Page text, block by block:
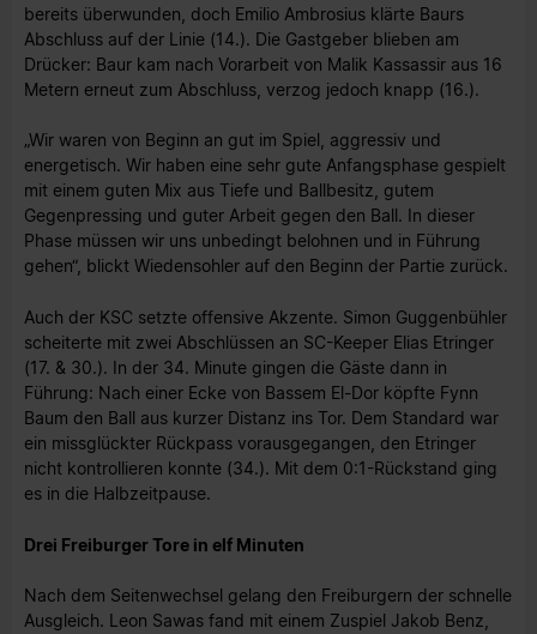
bereits überwunden, doch Emilio Ambrosius klärte Baurs
Abschluss auf der Linie (14.). Die Gastgeber blieben am
Drücker: Baur kam nach Vorarbeit von Malik Kassassir aus 16
Metern erneut zum Abschluss, verzog jedoch knapp (16.).
„Wir waren von Beginn an gut im Spiel, aggressiv und
energetisch. Wir haben eine sehr gute Anfangsphase gespielt
mit einem guten Mix aus Tiefe und Ballbesitz, gutem
Gegenpressing und guter Arbeit gegen den Ball. In dieser
Phase müssen wir uns unbedingt belohnen und in Führung
gehen“, blickt Wiedensohler auf den Beginn der Partie zurück.
Auch der KSC setzte offensive Akzente. Simon Guggenbühler
scheiterte mit zwei Abschlüssen an SC-Keeper Elias Etringer
(17. & 30.). In der 34. Minute gingen die Gäste dann in
Führung: Nach einer Ecke von Bassem El-Dor köpfte Fynn
Baum den Ball aus kurzer Distanz ins Tor. Dem Standard war
ein missglückter Rückpass vorausgegangen, den Etringer
nicht kontrollieren konnte (34.). Mit dem 0:1-Rückstand ging
es in die Halbzeitpause.
Drei Freiburger Tore in elf Minuten
Nach dem Seitenwechsel gelang den Freiburgern der schnelle
Ausgleich. Leon Sawas fand mit einem Zuspiel Jakob Benz,